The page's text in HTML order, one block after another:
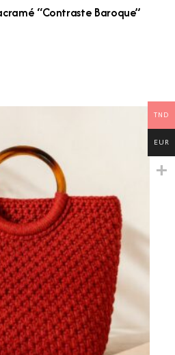
“Contraste Baroque”
TND
EUR